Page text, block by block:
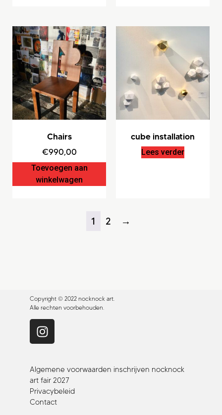
Chairs
€990,00
Toevoegen aan
winkelwagen
cube installation
Lees verder
1 2 →
Copyright © 2022 nocknock art.
Alle rechten voorbehouden.
Algemene voorwaarden inschrijven nocknock
art fair 2027
Privacybeleid
Contact